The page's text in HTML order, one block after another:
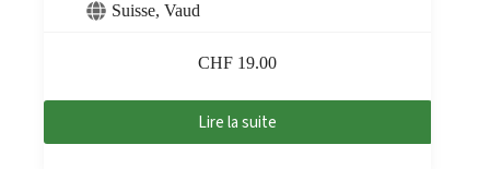
Suisse, Vaud
CHF 19.00
Lire la suite